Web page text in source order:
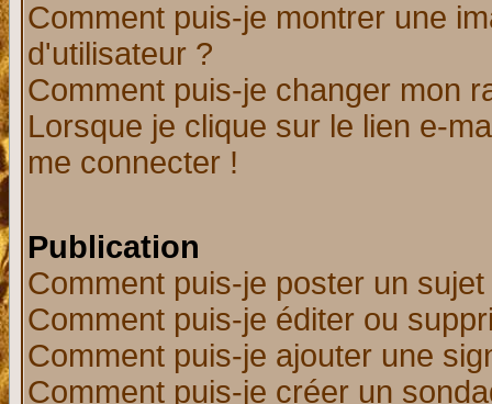
Comment puis-je montrer une
d'utilisateur ?
Comment puis-je changer mon
Lorsque je clique sur le lien e-
me connecter !
Publication
Comment puis-je poster un
Comment puis-je éditer ou
Comment puis-je ajouter une
Comment puis-je créer un